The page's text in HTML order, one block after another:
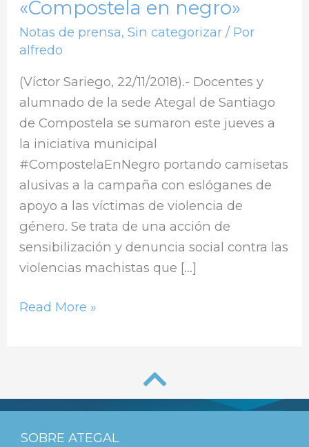
«Compostela en negro»
Notas de prensa,Sin categorizar / Por
alfredo
(Víctor Sariego, 22/11/2018).- Docentes y
alumnado de la sede Ategal de Santiago
de Compostela se sumaron este jueves a
la iniciativa municipal
#CompostelaEnNegro portando camisetas
alusivas a la campaña con eslóganes de
apoyo a las víctimas de violencia de
género. Se trata de una acción de
sensibilización y denuncia social contra las
violencias machistas que […]
Read More »
SOBRE ATEGAL